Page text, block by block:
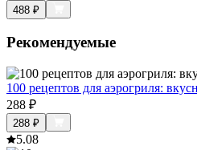
488 ₽
Рекомендуемые
100 рецептов для аэрогриля:
288 ₽
288 ₽
5.08